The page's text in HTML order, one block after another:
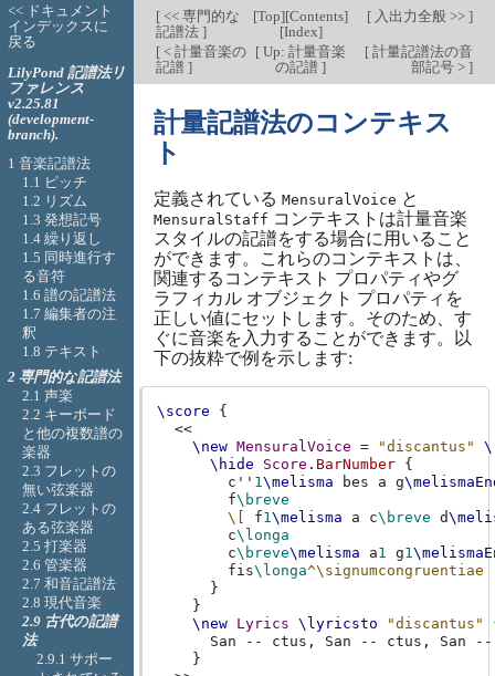
[<< 専門的な
記譜法 ]
[Top][Contents]
[Index]
[入出力全般 >> ]
[< 計量音楽の
記譜 ]
[ Up: 計量音楽
の記譜]
[計量記譜法の音
部記号 > ]
計量記譜法のコンテキス
ト
定義されている MensuralVoice と
MensuralStaff コンテキストは計量音楽
スタイルの記譜をする場合に用いること
ができます。これらのコンテキストは、
関連するコンテキスト プロパティやグ
ラフィカル オブジェクト プロパティを
正しい値にセットします。そのため、す
ぐに音楽を入力することができます。以
下の抜粋で例を示します:
\score
{
<<
\new MensuralVoice = "discantus"
\hide
Score . BarNumber
{
c'' 1 \melisma bes a g
f\breve
\[
f1 \melisma a c\breve d
c\longa
c\breve\melisma a1 g1
fis\longa^\signumcongruentiae
}
}
\new
Lyrics \lyricsto "discantus"
San
-- ctus , San -- ctus , San
--
}
<< ドキュメント
インデックスに
戻る
LilyPond 記譜法リ
ファレンス
v2.25.81
(development-
branch).
1 音楽記譜法
1.1 ピッチ
1.2 リズム
1.3 発想記号
1.4 繰り返し
1.5 同時進行す
る音符
1.6 譜の記譜法
1.7 編集者の注
釈
1.8 テキスト
2 専門的な記譜法
2.1 声楽
2.2 キーボード
と他の複数譜の
楽器
2.3 フレットの
無い弦楽器
2.4 フレットの
ある弦楽器
2.5 打楽器
2.6 管楽器
2.7 和音記譜法
2.8 現代音楽
2.9 古代の記譜
法
2.9.1 サポー